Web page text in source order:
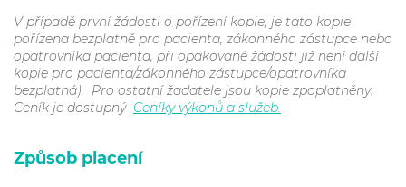
V případě první žádosti o pořízení kopie, je tato kopie
pořízena bezplatně pro pacienta, zákonného zástupce nebo
opatrovníka pacienta, při opakované žádosti již není další
kopie pro pacienta/zákonného zástupce/opatrovníka
bezplatná). Pro ostatní žadatele jsou kopie zpoplatněny.
Ceník je dostupný Ceníky výkonů a služeb.
Způsob placení